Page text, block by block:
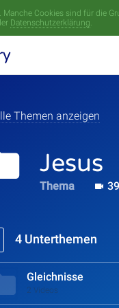
Cookies sind für die
Datenschutzerklärung.
Themen anzeigen
Jesus
Thema
4 Unterthemen
Gleichnisse
2 Videos